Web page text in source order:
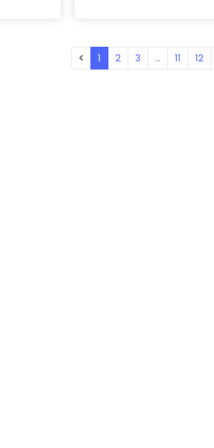
1 2 3 ... 11 12